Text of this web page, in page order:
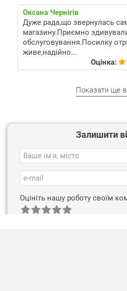
Оксана Чернігів
Дуже рада,що звернулась
магазину.Приємно здивували
обслуговування.Посилку
живе,надійно...
Оцінка:
Показати ще
Залишити
Оцініть нашу роботу своїм